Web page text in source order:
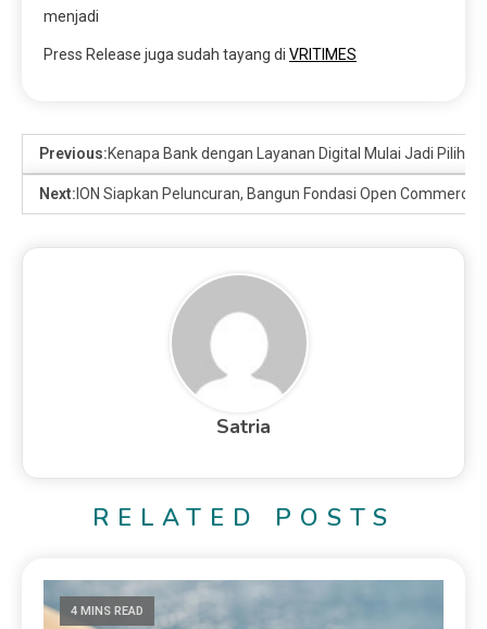
menjadi
Press Release juga sudah tayang di VRITIMES
Previous:Kenapa Bank dengan Layanan Digital Mulai Jadi
Next: ION Siapkan Peluncuran, Bangun Fondasi Open
Satria
RELATED POSTS
4 MINS READ